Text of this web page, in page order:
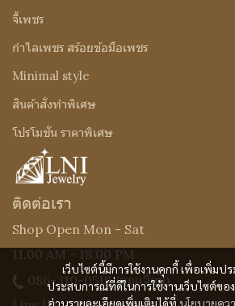
เว็บไซต์นี้มีการใช้งานคุกกี้ เพื่อเพิ่มป
ประสบการณ์ที่ดีในการใช้งานเว็บไซต์ขอ
อ่านรายละเอียดเพิ่มเติมได้ที่ นโยบายคว
จี้เพชร
กำไลเพชร สร้อยข้อมือเพชร
Minimal style
สินค้าสั่งทำพิเศษ
โปรโมชั่น ราคาพิเศษ
ติดต่อเรา
Shop Open Mon - Sat
11.00 AM - 18.00 PM
086-310-0519(คุณเจี๊ยบ)